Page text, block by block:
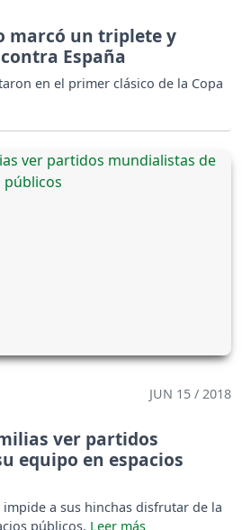
marcó un triplete y
España
en el primer clásico de la Copa
JUN 15 / 2018
ver partidos
equipo en espacios
a sus hinchas disfrutar de la
públicos.